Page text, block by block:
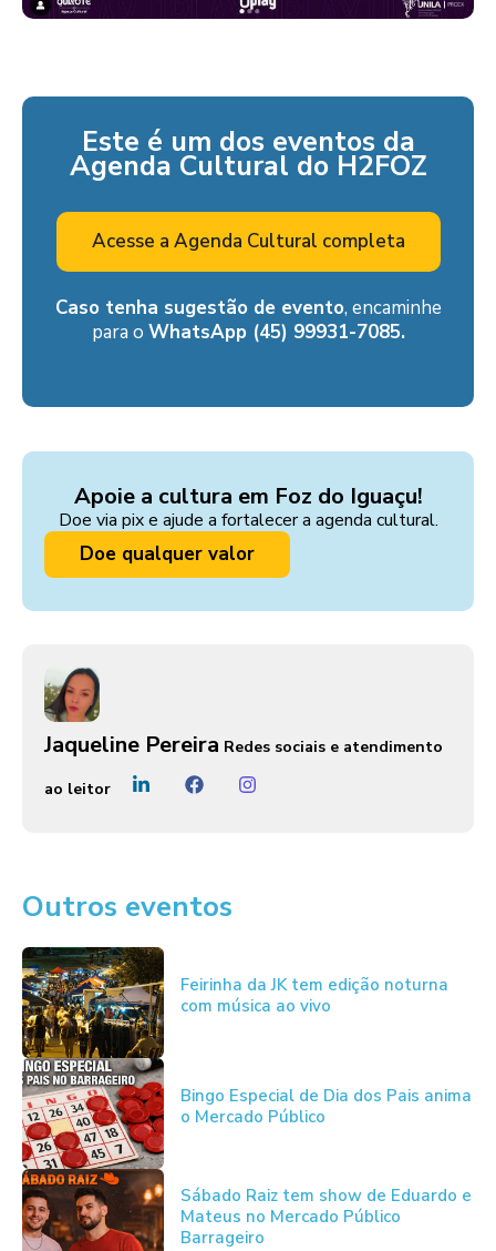
Este é um dos eventos da
Agenda Cultural do H2FOZ
Acesse a Agenda Cultural completa
Caso tenha sugestão de evento, encaminhe
para o WhatsApp (45) 99931-7085.
Apoie a cultura em Foz do Iguaçu!
Doe via pix e ajude a fortalecer a agenda cultural.
Doe qualquer valor
Jaqueline Pereira Redes sociais e atendimento
ao leitor
Outros eventos
Feirinha da JK tem edição noturna
com música ao vivo
Bingo Especial de Dia dos Pais anima
o Mercado Público
Sábado Raiz tem show de Eduardo e
Mateus no Mercado Público
Barrageiro